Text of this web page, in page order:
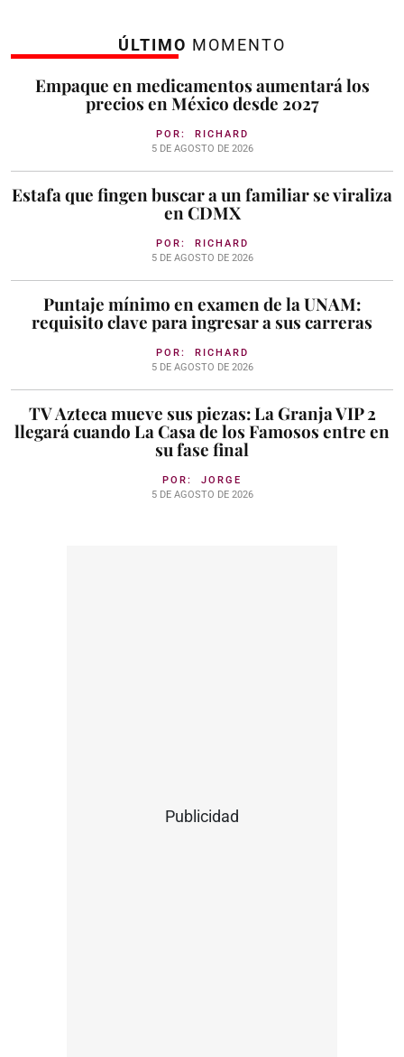
ÚLTIMO MOMENTO
Empaque en medicamentos aumentará los
precios en México desde 2027
POR: RICHARD
5 DE AGOSTO DE 2026
Estafa que fingen buscar a un familiar se viraliza
en CDMX
POR: RICHARD
5 DE AGOSTO DE 2026
Puntaje mínimo en examen de la UNAM:
requisito clave para ingresar a sus carreras
POR: RICHARD
5 DE AGOSTO DE 2026
TV Azteca mueve sus piezas: La Granja VIP 2
llegará cuando La Casa de los Famosos entre en
su fase final
POR: JORGE
5 DE AGOSTO DE 2026
Publicidad